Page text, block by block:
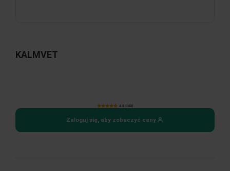
KALMVET
4.8 (140)
Zaloguj się, aby zobaczyć ceny